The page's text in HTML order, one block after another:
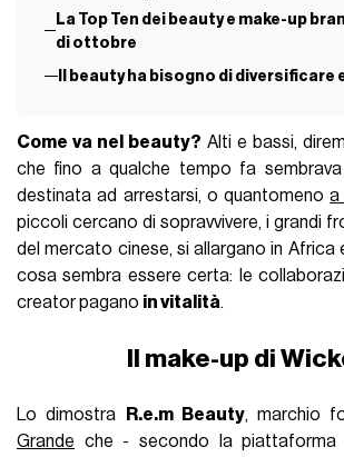
La Top Ten dei beauty e make-up
di ottobre
Il beauty ha bisogno di diversificare
Come va nel beauty? Alti e bassi,
che fino a qualche tempo fa
destinata ad arrestarsi, o quantomenoa
piccoli cercano di sopravvivere, i grandi
del mercato cinese, si allargano in Africa
cosa sembra essere certa: le
creator pagano in vitalità.
Il make-up di
Lo dimostra R.e.m Beauty, marchio
Grande che - secondo la piattaforma